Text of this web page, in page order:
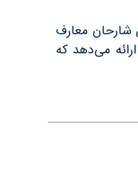
شارحان معارف
می‌دهد که